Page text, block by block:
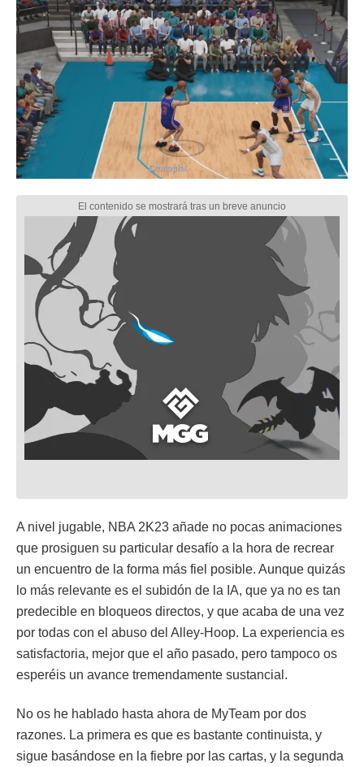
A nivel jugable, NBA 2K23 añade no pocas animaciones
que prosiguen su particular desafío a la hora de recrear
un encuentro de la forma más fiel posible. Aunque quizás
lo más relevante es el subidón de la IA, que ya no es tan
predecible en bloqueos directos, y que acaba de una vez
por todas con el abuso del Alley-Hoop. La experiencia es
satisfactoria, mejor que el año pasado, pero tampoco os
esperéis un avance tremendamente sustancial.
No os he hablado hasta ahora de MyTeam por dos
razones. La primera es que es bastante continuista, y
sigue basándose en la fiebre por las cartas, y la segunda